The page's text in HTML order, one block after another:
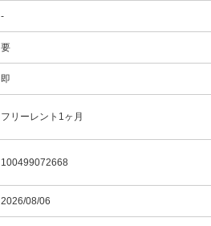
-
要
即
フリーレント1ヶ月
100499072668
2026/08/06